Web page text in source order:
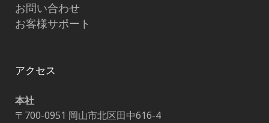
お問い合わせ
お客様サポート
アクセス
本社
〒700-0951 岡山市北区田中616-4